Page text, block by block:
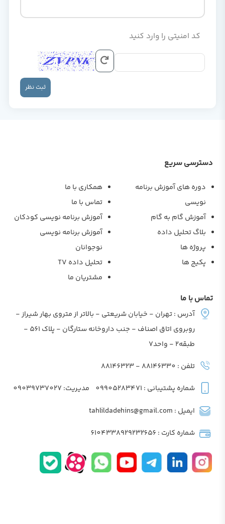
کد امنیتی را وارد کنید
ثبت نظر
دسترسی سریع
دوره های آموزش برنامه
نویسی
آموزش گام به گام
بلاگ تحلیل داده
پروژه ها
پکیج ها
همکاری با ما
تماس با ما
آموزش برنامه نویسی کودکان
آموزش برنامه نویسی
نوجوانان
تحلیل داده TV
مشتریان ما
تماس با ما
آدرس : تهران - خیابان شریعتی - بالاتر از متروی بهار شیراز -
روبروی اتاق اصناف - جنب داروخانه ستارگان - پلاک 561 -
طبقه2 - واحد7
تلفن : 88146330 - 88146323
شماره پشتیبانی : 09905283471 مدیریت: 09039737027
ایمیل : tahlildadehins@gmail.com
شماره کارت : 6104338929232656